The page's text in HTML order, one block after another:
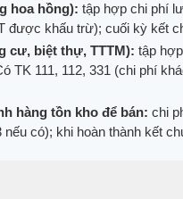
hoa hồng): tập hợp chi phí
được khấu trừ); cuối kỳ kết
cư, biệt thự, TTTM): tập
TK 111, 112, 331 (chi phí
hàng tồn kho để bán: chi
có); khi hoàn thành kết